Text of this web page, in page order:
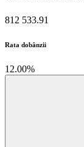
812 533.91
Rata dobânzii
12.00%